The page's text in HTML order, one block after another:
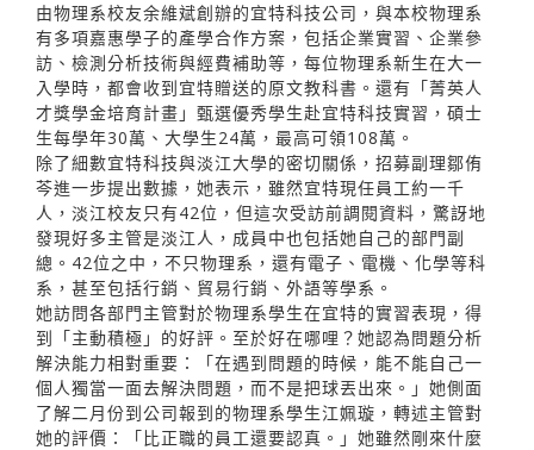
由物理系校友余維斌創辦的宜特科技公司，與本校物理系
有多項嘉惠學子的產學合作方案，包括企業實習、企業參
訪、檢測分析技術與經費補助等，每位物理系新生在大一
入學時，都會收到宜特贈送的原文教科書。還有「菁英人
才獎學金培育計畫」甄選優秀學生赴宜特科技實習，碩士
生每學年30萬、大學生24萬，最高可領108萬。
除了細數宜特科技與淡江大學的密切關係，招募副理鄒侑
芩進一步提出數據，她表示，雖然宜特現任員工約一千
人，淡江校友只有42位，但這次受訪前調閱資料，驚訝地
發現好多主管是淡江人，成員中也包括她自己的部門副
總。42位之中，不只物理系，還有電子、電機、化學等科
系，甚至包括行銷、貿易行銷、外語等學系。
她訪問各部門主管對於物理系學生在宜特的實習表現，得
到「主動積極」的好評。至於好在哪哩？她認為問題分析
解決能力相對重要：「在遇到問題的時候，能不能自己一
個人獨當一面去解決問題，而不是把球丟出來。」她側面
了解二月份到公司報到的物理系學生江姵璇，轉述主管對
她的評價：「比正職的員工還要認真。」她雖然剛來什麼